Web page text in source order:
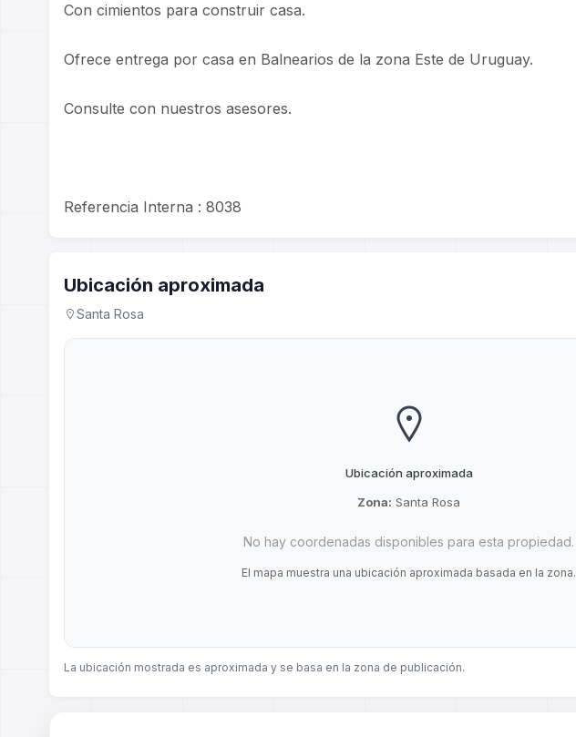
Con cimientos para construir casa.
Ofrece entrega por casa en Balnearios de la zona Este de Uruguay.
Consulte con nuestros asesores.
Referencia Interna : 8038
Ubicación aproximada
Santa Rosa
Ubicación aproximada
Zona: Santa Rosa
No hay coordenadas disponibles para esta propiedad.
El mapa muestra una ubicación aproximada basada en la zona.
La ubicación mostrada es aproximada y se basa en la zona de publicación.